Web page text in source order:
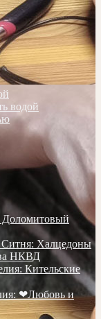
водой
Доломитовый
Ситня: Халцедоны
НКВД
Кительские
❤Любовь и